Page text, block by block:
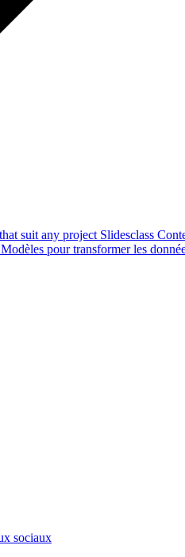
suit any project Slidesclass
Modèles pour transformer les
sociaux